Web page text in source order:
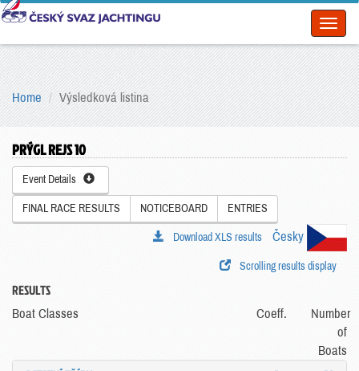
Home Výsledková listina
PRÝGL REJS 10
Event Details
FINAL RACE RESULTS NOTICEBOARD ENTRIES
Česky
Download XLS results
Scrolling results display
RESULTS
Boat Classes Coeff.
Number
of
Boats